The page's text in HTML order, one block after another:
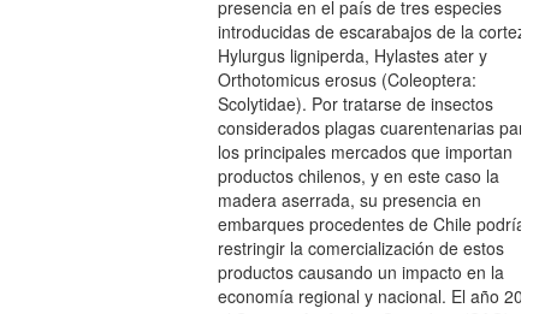
presencia en el país de tres especies
introducidas de escarabajos de la corteza:
Hylurgus ligniperda, Hylastes ater y
Orthotomicus erosus (Coleoptera:
Scolytidae). Por tratarse de insectos
considerados plagas cuarentenarias para
los principales mercados que importan
productos chilenos, y en este caso la
madera aserrada, su presencia en
embarques procedentes de Chile podría
restringir la comercialización de estos
productos causando un impacto en la
economía regional y nacional. El año